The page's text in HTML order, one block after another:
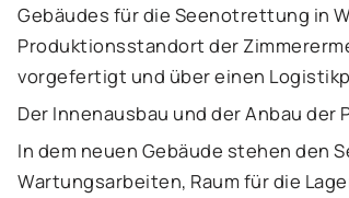
Gebäudes für die Seenotrettung in
Produktionsstandort der
vorgefertigt und über einen
Der Innenausbau und der Anbau
In dem neuen Gebäude stehen den
Wartungsarbeiten, Raum für die